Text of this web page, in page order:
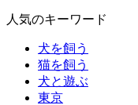
人気のキーワード
犬を飼う
猫を飼う
犬と遊ぶ
東京